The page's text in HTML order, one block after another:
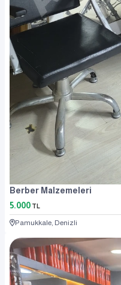
Berber Malzemeleri
5.000 TL
Pamukkale, Denizli